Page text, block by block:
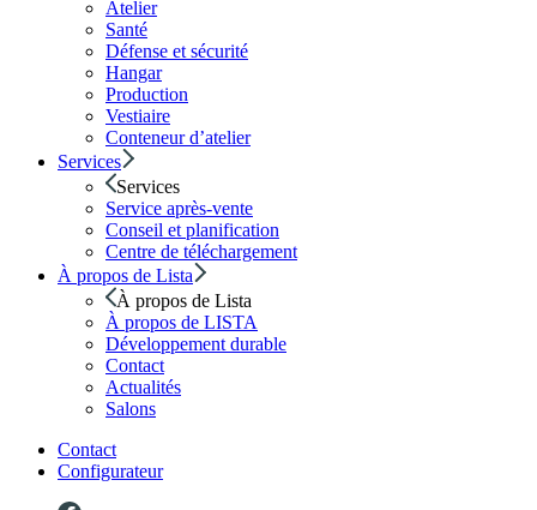
Atelier
Santé
Défense et sécurité
Hangar
Production
Vestiaire
Conteneur d’atelier
Services
Services
Service après-vente
Conseil et planification
Centre de téléchargement
À propos de Lista
À propos de Lista
À propos de LISTA
Développement durable
Contact
Actualités
Salons
Contact
Configurateur